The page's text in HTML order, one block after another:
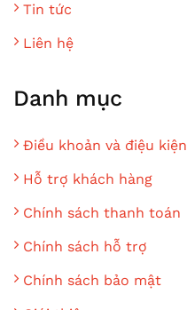
Tin tức
Liên hệ
Danh mục
Điều khoản và điệu kiện
Hỗ trợ khách hàng
Chính sách thanh toán
Chính sách hỗ trợ
Chính sách bảo mật